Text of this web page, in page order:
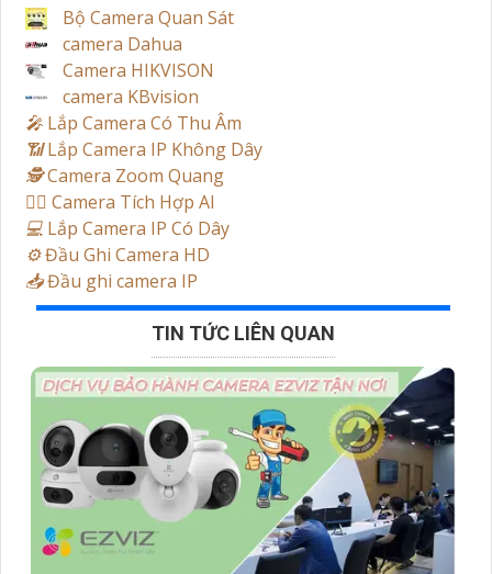
Bộ Camera Quan Sát
camera Dahua
Camera HIKVISON
camera KBvision
️🎤️ Lắp Camera Có Thu Âm
📶Lắp Camera IP Không Dây
🕵️Camera Zoom Quang
🧛‍♀️ Camera Tích Hợp AI
💻 Lắp Camera IP Có Dây
⚙️Đầu Ghi Camera HD
📥Đầu ghi camera IP
TIN TỨC LIÊN QUAN